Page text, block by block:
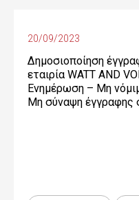
20/09/2023
Δημοσιοποίηση
εταιρία WATT AND
Ενημέρωση – Μη
Μη σύναψη έγγραφης